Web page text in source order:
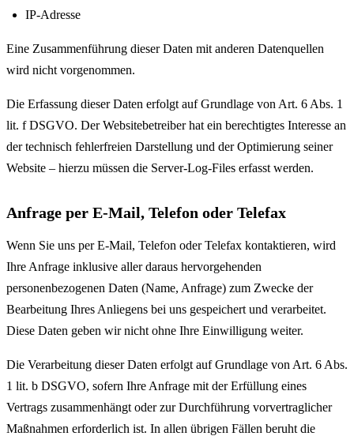
IP-Adresse
Eine Zusammenführung dieser Daten mit anderen Datenquellen
wird nicht vorgenommen.
Die Erfassung dieser Daten erfolgt auf Grundlage von Art. 6 Abs. 1
lit. f DSGVO. Der Websitebetreiber hat ein berechtigtes Interesse an
der technisch fehlerfreien Darstellung und der Optimierung seiner
Website – hierzu müssen die Server-Log-Files erfasst werden.
Anfrage per E-Mail, Telefon oder Telefax
Wenn Sie uns per E-Mail, Telefon oder Telefax kontaktieren, wird
Ihre Anfrage inklusive aller daraus hervorgehenden
personenbezogenen Daten (Name, Anfrage) zum Zwecke der
Bearbeitung Ihres Anliegens bei uns gespeichert und verarbeitet.
Diese Daten geben wir nicht ohne Ihre Einwilligung weiter.
Die Verarbeitung dieser Daten erfolgt auf Grundlage von Art. 6 Abs.
1 lit. b DSGVO, sofern Ihre Anfrage mit der Erfüllung eines
Vertrags zusammenhängt oder zur Durchführung vorvertraglicher
Maßnahmen erforderlich ist. In allen übrigen Fällen beruht die